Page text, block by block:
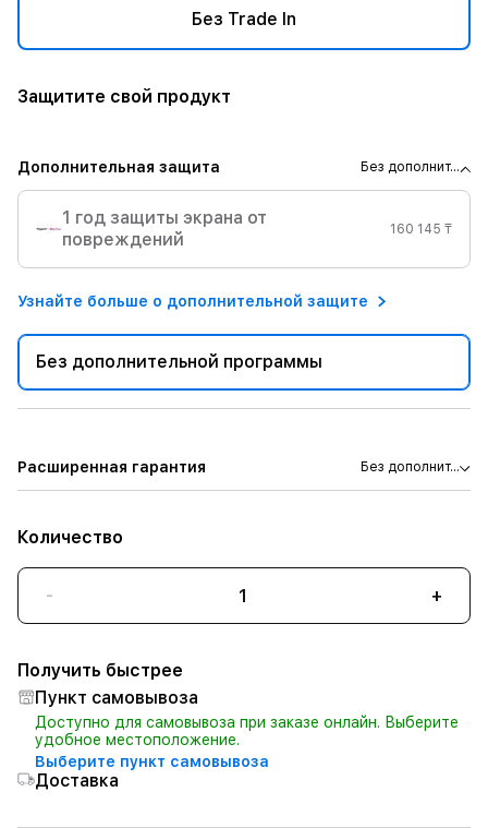
Без Trade In
Защитите свой продукт
Дополнительная защита Без дополнит...
1 год защиты экрана от
повреждений
160 145 ₸
Узнайте больше о дополнительной защите
Без дополнительной программы
Расширенная гарантия Без дополнит...
Количество
- +
Получить быстрее
Пункт самовывоза
Доступно для самовывоза при заказе онлайн. Выберите
удобное местоположение.
Выберите пункт самовывоза
Доставка